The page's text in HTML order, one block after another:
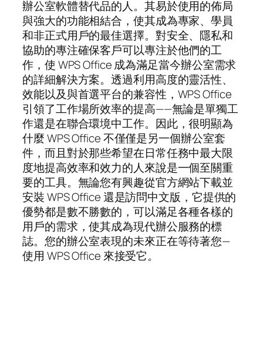
辦公室軟體替代品的人。其易於使用的佈局
與強大的功能相結合，使其成為專家、學員
和非正式用戶的最佳選擇。對安全、隱私和
協助的專注確保客戶可以專注於他們的工
作，使 WPS Office 成為滿足當今辦公室需求
的詳細解決方案。透過利用高度的靈活性、
效能以及與首選平台的兼容性，WPS Office
引領了工作場所效率的提高——無論是單獨工
作還是在聯合環境中工作。因此，很明顯為
什麼 WPS Office 不僅僅是另一個辦公室套
件，而且對於那些希望在日常任務中最大限
度地提高效率和效力的人來說是一個至關重
要的工具。無論您有興趣從官方網站下載並
安裝 WPS Office 還是訪問中文版，它提供的
優勢都是數不勝數的，可以滿足各種各樣的
用戶的需求，使其成為現代辦公服務的標
誌。您的辦公室表現的未來正在等待著您—
使用 WPS Office 來接受它。